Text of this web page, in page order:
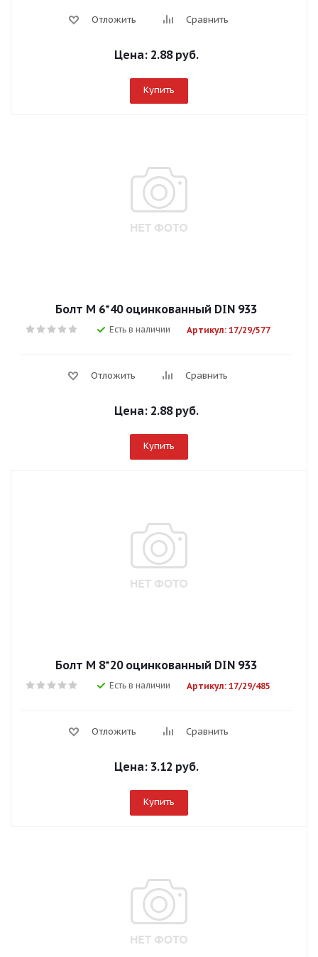
Отложить Сравнить
Цена: 2.88 руб.
Купить
Болт М 6*40 оцинкованный DIN 933
Есть в наличии Артикул: 17/29/577
Отложить Сравнить
Цена: 2.88 руб.
Купить
Болт М 8*20 оцинкованный DIN 933
Есть в наличии Артикул: 17/29/485
Отложить Сравнить
Цена: 3.12 руб.
Купить